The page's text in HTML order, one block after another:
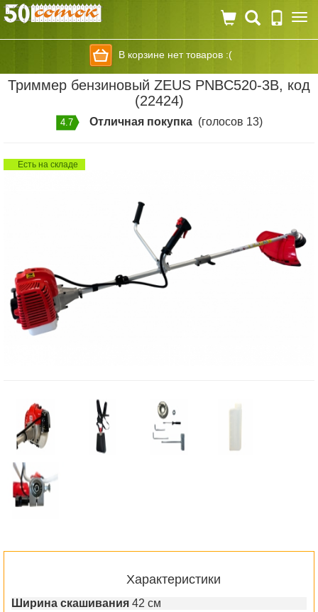
В корзине нет товаров :(
Триммер бензиновый ZEUS PNBC520-3B, код
(22424)
4.7 Отличная покупка(голосов 13)
Есть на складе
Характеристики
Ширина скашивания 42 см